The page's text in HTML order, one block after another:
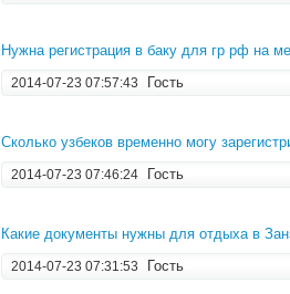
Нужна регистрация в баку для гр рф на
2014-07-23 07:57:43 Гость
Сколько узбеков временно могу
2014-07-23 07:46:24 Гость
Какие документы нужны для отдыха в
2014-07-23 07:31:53 Гость